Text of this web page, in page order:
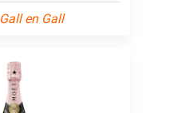
Gall en Gall